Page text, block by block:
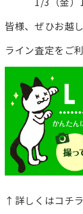
皆様、ぜひお越
ライン査定をご
↑詳しくはコチ